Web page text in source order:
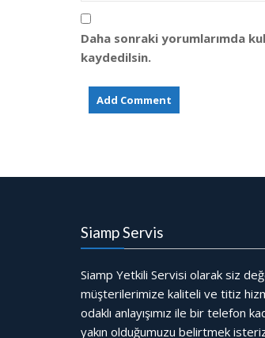
Daha sonraki yorumlarımda
kaydedilsin.
Siamp Servis
Siamp Yetkili Servisi olarak siz
müşterilerimize kaliteli ve titiz
odaklı anlayışımız ile bir telefon
yakın olduğumuzu belirtmek